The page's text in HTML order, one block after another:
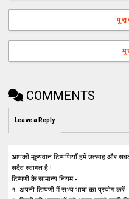
COMMENTS
Leave a Reply
आपकी मूल्यवान टिप्पणियाँ हमें उत्साह और
सदैव स्वागत है !
टिप्पणी के सामान्य नियम -
१. अपनी टिप्पणी में सभ्य भाषा का प्रयोग करें .